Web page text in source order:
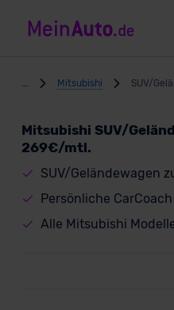
Mitsubishi SUV/
Mitsubishi SUV/
269€/mtl.
SUV/Geländewagen
Persönliche
Alle Mitsubishi